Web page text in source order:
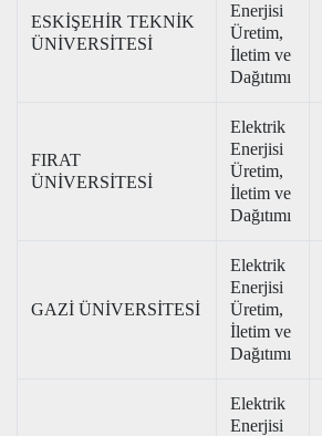
ESKİŞEHİR TEKNİK
ÜNİVERSİTESİ
Enerjisi
Üretim,
İletim ve
Dağıtımı
FIRAT
ÜNİVERSİTESİ
Elektrik
Enerjisi
Üretim,
İletim ve
Dağıtımı
GAZİ ÜNİVERSİTESİ
Elektrik
Enerjisi
Üretim,
İletim ve
Dağıtımı
Elektrik
Enerjisi